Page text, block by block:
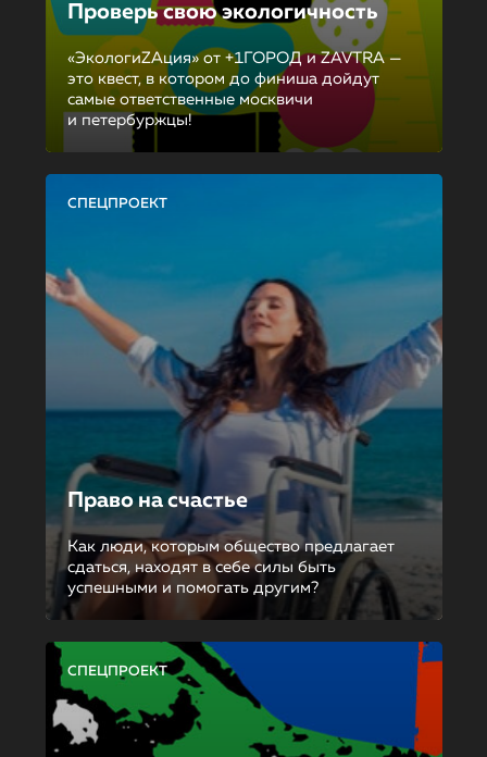
Проверь свою экологичность
«ЭкологиZAция» от +1ГОРОД и ZAVTRA —
это квест, в котором до финиша дойдут
самые ответственные москвичи
и петербуржцы!
СПЕЦПРОЕКТ
Право на счастье
Как люди, которым общество предлагает
сдаться, находят в себе силы быть
успешными и помогать другим?
СПЕЦПРОЕКТ